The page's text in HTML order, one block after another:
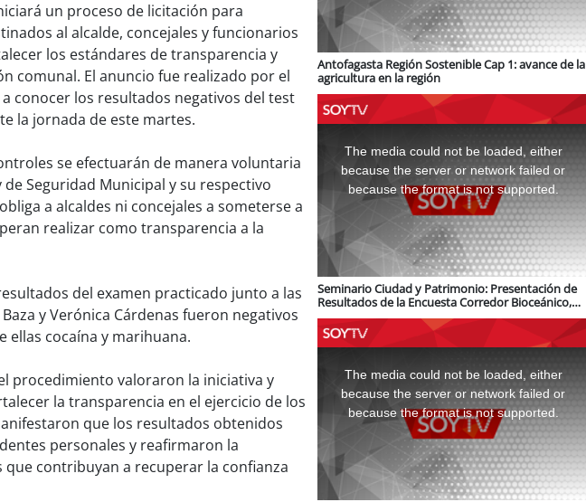
un proceso de licitación para
al alcalde, concejales y funcionarios
los estándares de transparencia y
comunal. El anuncio fue realizado por el
conocer los resultados negativos del test
la jornada de este martes.
se efectuarán de manera voluntaria
Seguridad Municipal y su respectivo
a alcaldes ni concejales a someterse a
realizar como transparencia a la
del examen practicado junto a las
y Verónica Cárdenas fueron negativos
ellas cocaína y marihuana.
procedimiento valoraron la iniciativa y
la transparencia en el ejercicio de los
que los resultados obtenidos
personales y reafirmaron la
contribuyan a recuperar la confianza
Antofagasta Región Sostenible Cap 1: avance de la
agricultura en la región
window.
The media could not be loaded, either
because the server or network failed or
because the format is not supported.
Seminario Ciudad y Patrimonio: Presentación de
Resultados de la Encuesta Corredor Bioceánico,
logística e infraestructura ferroviaria
window.
The media could not be loaded, either
because the server or network failed or
because the format is not supported.